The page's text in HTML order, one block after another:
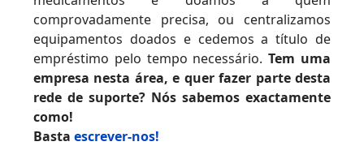
comprovadamente precisa, ou centralizamos
equipamentos doados e cedemos a título de
empréstimo pelo tempo necessário.Tem uma
empresa nesta área, e quer fazer parte desta
rede de suporte? Nós sabemos exactamente
como!
Basta escrever-nos!